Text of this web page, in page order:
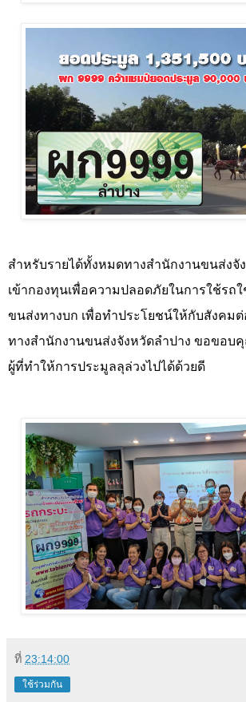
สำหรับรายได้ทั้งหมดทางสำนักงานขนส่งจั
เข้ากองทุนเพื่อความปลอดภัยในการใช้รถ
ขนส่งทางบก เพื่อทำประโยชน์ให้กับสังคมต่
ทางสำนักงานขนส่งจังหวัดลำปาง ขอขอบ
ผู้ที่ทำให้การประมูลลุล่วงไปได้ด้วยดี
ที่ 23:14:00
ใช้ร่วมกัน